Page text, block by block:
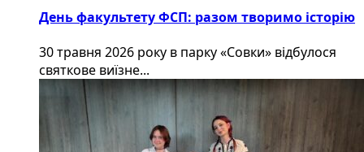
День факультету ФСП: разом творимо історію
30 травня 2026 року в парку «Совки» відбулося
святкове виїзне...